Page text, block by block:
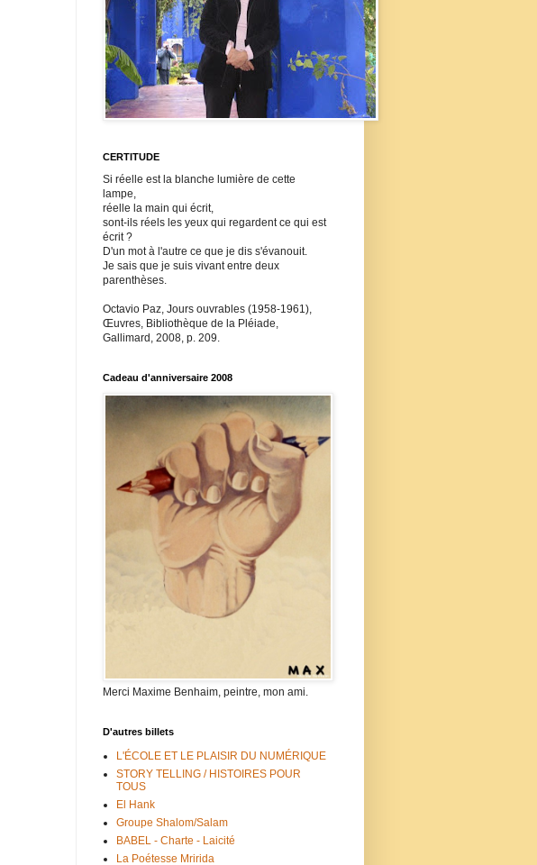
CERTITUDE
Si réelle est la blanche lumière de cette
lampe,
réelle la main qui écrit,
sont-ils réels les yeux qui regardent ce qui est
écrit ?
D'un mot à l'autre ce que je dis s'évanouit.
Je sais que je suis vivant entre deux
parenthèses.
Octavio Paz, Jours ouvrables (1958-1961),
Œuvres, Bibliothèque de la Pléiade,
Gallimard, 2008, p. 209.
Cadeau d'anniversaire 2008
Merci Maxime Benhaim, peintre, mon ami.
D'autres billets
L'ÉCOLE ET LE PLAISIR DU NUMÉRIQUE
STORY TELLING / HISTOIRES POUR
TOUS
El Hank
Groupe Shalom/Salam
BABEL - Charte - Laicité
La Poétesse Mririda